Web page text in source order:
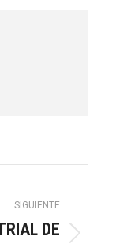
SIGUIENTE
DE